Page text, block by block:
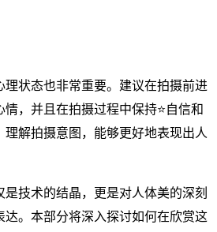
理状态也非常重要。建议在拍摄前进
，并且在拍摄过程中保持⭐自信和
理解拍摄意图，能够更好地表现出人
技术的结晶，更是对人体美的深刻
达。本部分将深入探讨如何在欣赏这